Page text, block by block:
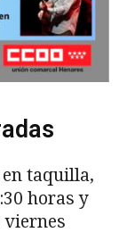
taquilla,
horas y
viernes